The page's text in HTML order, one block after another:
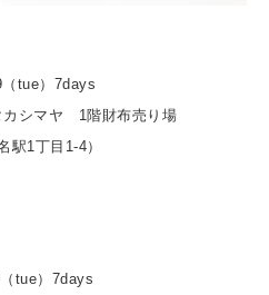
（tue）7days
カシマヤ 1階財布売り場
駅1丁目1-4）
tue）7days